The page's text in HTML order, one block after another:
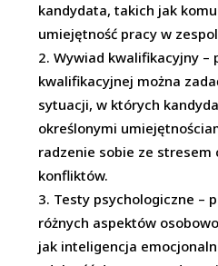
kandydata, takich jak
umiejętność pracy w
Wywiad kwalifikacyjny –
kwalifikacyjnej można
sytuacji, w których
określonymi
radzenie sobie ze stresem
konfliktów.
Testy psychologiczne –
różnych aspektów
jak inteligencja